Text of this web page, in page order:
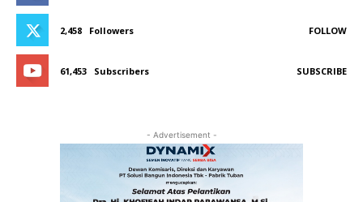
2,458 Followers FOLLOW
61,453 Subscribers SUBSCRIBE
- Advertisement -